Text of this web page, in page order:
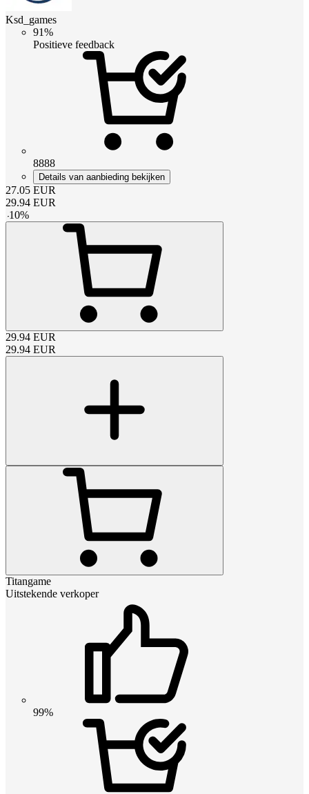
Ksd_games
91%
Positieve feedback
8888
Details van aanbieding bekijken
27.05 EUR
29.94 EUR
-10%
29.94 EUR
29.94 EUR
Titangame
Uitstekende verkoper
99%